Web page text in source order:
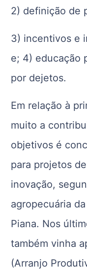
2) definição de
3) incentivos e
e; 4) educação
por dejetos.
Em relação à
muito a
objetivos é
para projetos
inovação,
agropecuária
Piana. Nos
também vinha
(Arranjo